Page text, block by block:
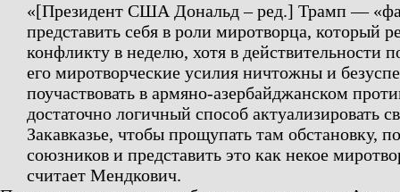
«[Президент США Дональд – ред.] Трамп —
представить себя в роли миротворца, который
конфликту в неделю, хотя в действительности
его миротворческие усилия ничтожны и
поучаствовать в армяно-азербайджанском
достаточно логичный способ актуализировать
Закавказье, чтобы прощупать там обстановку,
союзников и представить это как некое
считает Мендкович.